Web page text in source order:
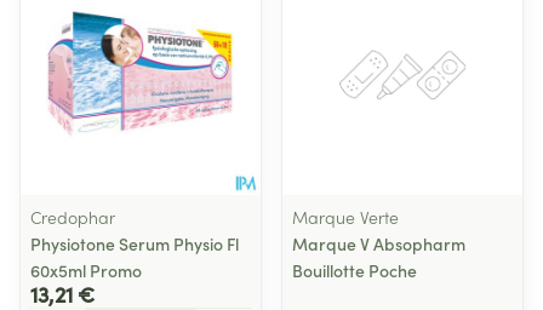
Credophar
Physiotone Serum Physio Fl
60x5ml Promo
13,21 €
Marque Verte
Marque V Absopharm
Bouillotte Poche